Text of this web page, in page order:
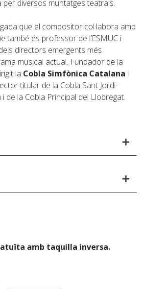
per diversos muntatges teatrals.
que el compositor col·labora amb
també és professor de l’ESMUC i
directors emergents més
musical actual. Fundador de la
la Cobla Simfònica Catalana i
titular de la Cobla Sant Jordi-
de la Cobla Principal del Llobregat.
amb taquilla inversa.